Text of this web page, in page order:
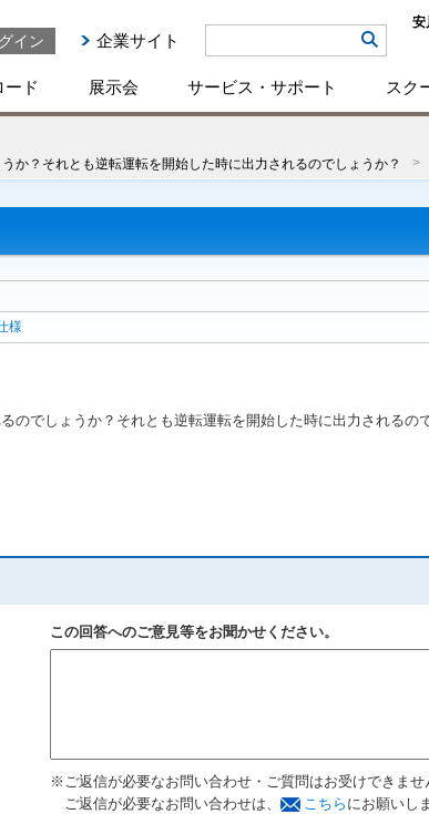
イン 企業サイト
安
ード 展示会 サービス・サポート スク
か？それとも逆転運転を開始した時に出力されるのでしょうか？
様
のでしょうか？それとも逆転運転を開始した時に出力されるの
この回答へのご意見等をお聞かせください。
※ご返信が必要なお問い合わせ・ご質問はお受けできませ
ご返信が必要なお問い合わせは、
こちら にお願いし